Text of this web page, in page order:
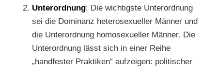
Unterordnung: Die wichtigste Unterordnung
sei die Dominanz heterosexueller Männer und
die Unterordnung homosexueller Männer. Die
Unterordnung lässt sich in einer Reihe
„handfester Praktiken“ aufzeigen: politischer